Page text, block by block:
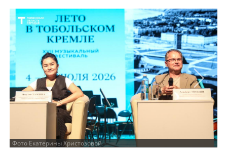
Фото Екатерины Христозовой